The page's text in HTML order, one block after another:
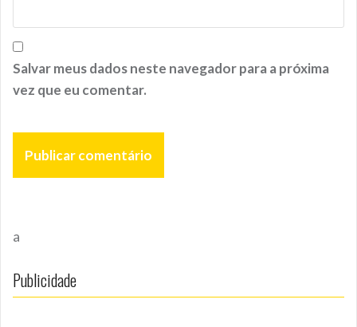
Salvar meus dados neste navegador para a próxima
vez que eu comentar.
a
Publicidade